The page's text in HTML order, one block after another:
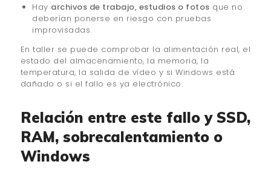
Hay archivos de trabajo, estudios o fotos que no
deberían ponerse en riesgo con pruebas
improvisadas.
En taller se puede comprobar la alimentación real, el
estado del almacenamiento, la memoria, la
temperatura, la salida de vídeo y si Windows está
dañado o si el fallo es ya electrónico.
Relación entre este fallo y SSD,
RAM, sobrecalentamiento o
Windows